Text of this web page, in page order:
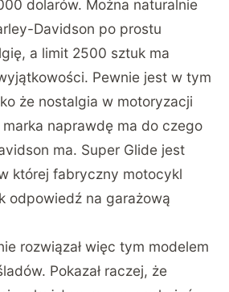
dolarów. Można naturalnie
Davidson po prostu
a limit 2500 sztuk ma
Pewnie jest w tym
że nostalgia w motoryzacji
naprawdę ma do czego
ma. Super Glide jest
której fabryczny motocykl
odpowiedź na garażową
rozwiązał więc tym modelem
Pokazał raczej, że